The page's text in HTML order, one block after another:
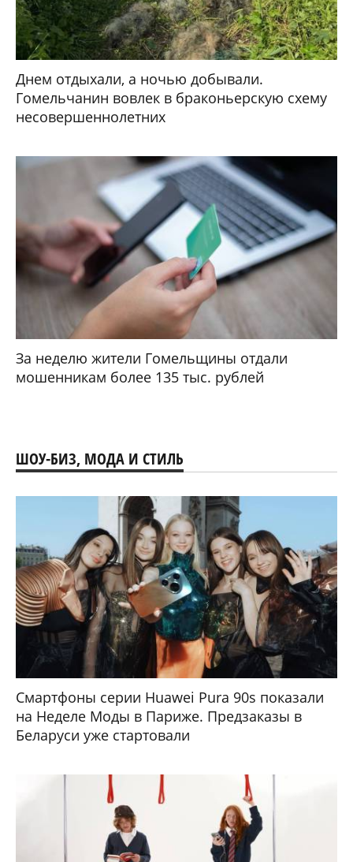
Днем отдыхали, а ночью добывали.
Гомельчанин вовлек в браконьерскую схему
несовершеннолетних
За неделю жители Гомельщины отдали
мошенникам более 135 тыс. рублей
ШОУ-БИЗ, МОДА И СТИЛЬ
Смартфоны серии Huawei Pura 90s показали
на Неделе Моды в Париже. Предзаказы в
Беларуси уже стартовали